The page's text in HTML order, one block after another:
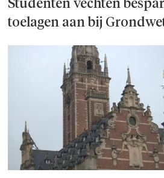
Studenten vechten
toelagen aan bij